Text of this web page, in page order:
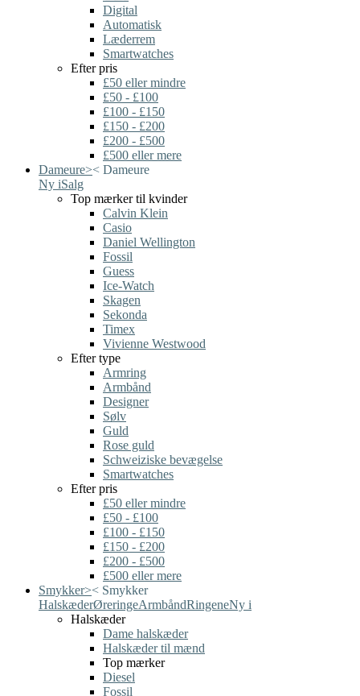
Digital
Automatisk
Læderrem
Smartwatches
Efter pris
£50 eller mindre
£50 - £100
£100 - £150
£150 - £200
£200 - £500
£500 eller mere
Dameure>< Dameure
Ny iSalg
Top mærker til kvinder
Calvin Klein
Casio
Daniel Wellington
Fossil
Guess
Ice-Watch
Skagen
Sekonda
Timex
Vivienne Westwood
Efter type
Armring
Armbånd
Designer
Sølv
Guld
Rose guld
Schweiziske bevægelse
Smartwatches
Efter pris
£50 eller mindre
£50 - £100
£100 - £150
£150 - £200
£200 - £500
£500 eller mere
Smykker>< Smykker
HalskæderØreringeArmbåndRingeneNy i
Halskæder
Dame halskæder
Halskæder til mænd
Top mærker
Diesel
Fossil